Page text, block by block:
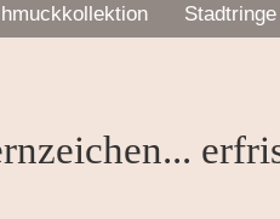
Stadtringe